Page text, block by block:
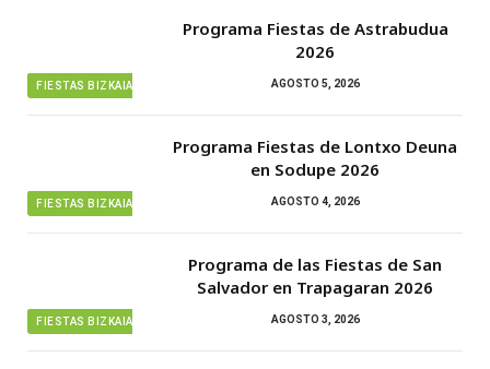
FIESTAS BIZKAIA
Programa Fiestas de Astrabudua
2026
AGOSTO 5, 2026
FIESTAS BIZKAIA
Programa Fiestas de Lontxo Deuna
en Sodupe 2026
AGOSTO 4, 2026
FIESTAS BIZKAIA
Programa de las Fiestas de San
Salvador en Trapagaran 2026
AGOSTO 3, 2026